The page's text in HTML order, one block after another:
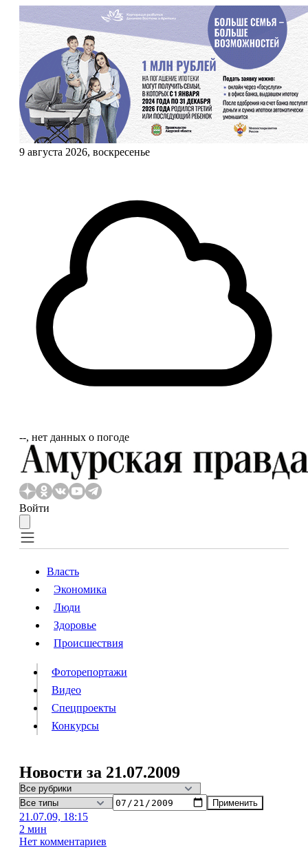
9 августа 2026, воскресенье
‐‐, нет данных о погоде
Войти
Власть
Происшествия
Видео
Конкурсы
ИнформацияПодпискаРекламаВсе новостиАрхив
Власть
Экономика
Люди
Здоровье
Происшествия
Фоторепортажи
Видео
Спецпроекты
Конкурсы
Новости за 21.07.2009
Применить
21.07.09, 18:15
2 мин
Нет комментариев